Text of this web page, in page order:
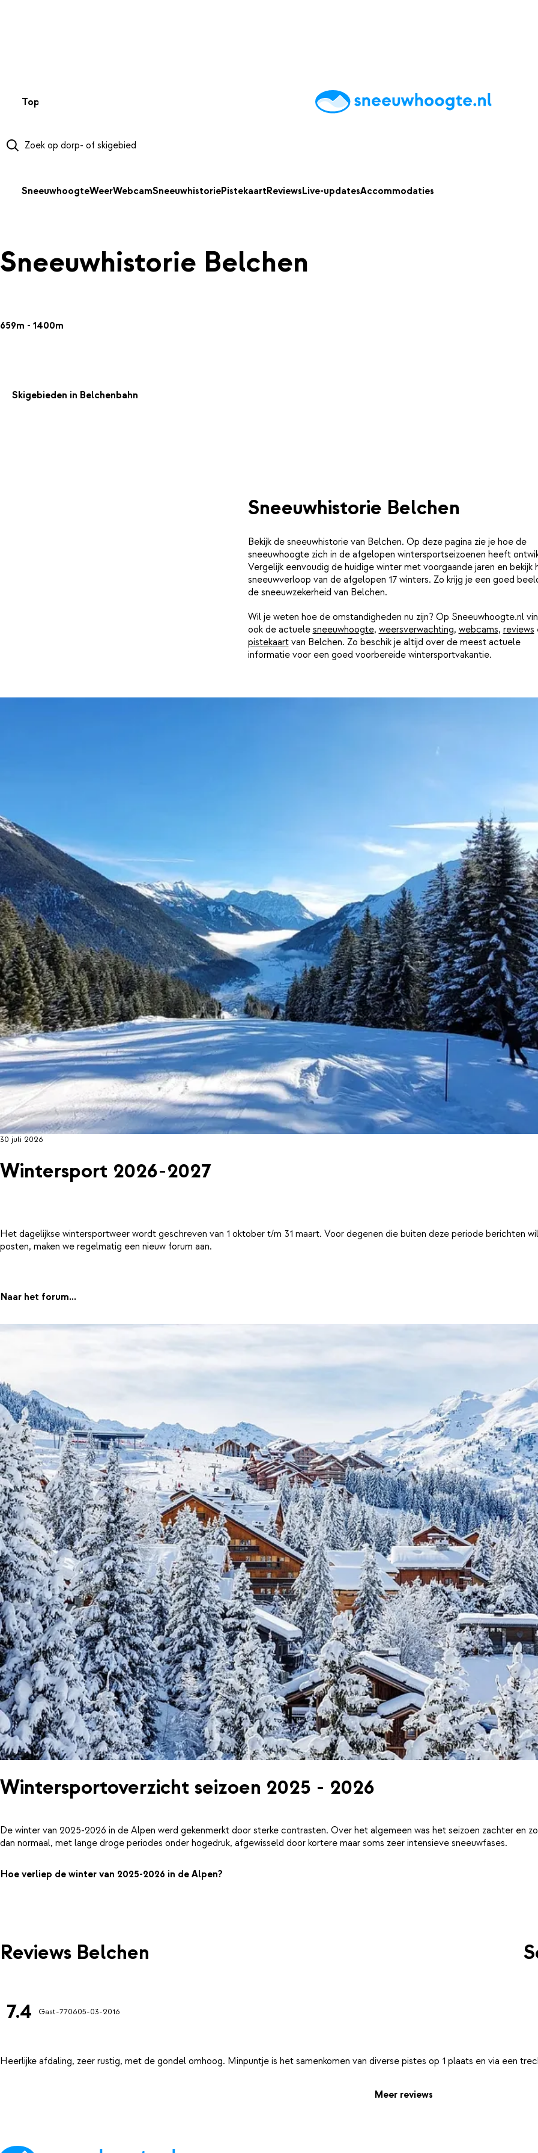
Top 50 AccommodatiesTipsReviewsLive updatesApp
SneeuwhoogteWeerWebcamSneeuwhistoriePistekaartReviewsLive-updatesAccommodaties
Sneeuwhistorie Belchen
659m - 1400m
Skigebieden in Belchenbahn
Sneeuwhistorie Belchen
Bekijk de sneeuwhistorie van Belchen. Op deze pagina zie je hoe de
sneeuwhoogte zich in de afgelopen wintersportseizoenen heeft
Vergelijk eenvoudig de huidige winter met voorgaande jaren en bekijk
sneeuwverloop van de afgelopen 17 winters. Zo krijg je een goed
de sneeuwzekerheid van Belchen.
Wil je weten hoe de omstandigheden nu zijn? Op Sneeuwhoogte.nl
ook de actuele sneeuwhoogte, weersverwachting, webcams, reviews
pistekaartvan Belchen. Zo beschik je altijd over de meest actuele
informatie voor een goed voorbereide wintersportvakantie.
30 juli 2026
Wintersport 2026-2027
Het dagelijkse wintersportweer wordt geschreven van 1 oktober t/m 31 maart. Voor degenen die buiten deze periode berichten
posten, maken we regelmatig een nieuw forum aan.
Naar het forum...
Wintersportoverzicht seizoen 2025 - 2026
De winter van 2025-2026 in de Alpen werd gekenmerkt door sterke contrasten. Over het algemeen was het seizoen zachter en
dan normaal, met lange droge periodes onder hogedruk, afgewisseld door kortere maar soms zeer intensieve sneeuwfases.
Hoe verliep de winter van 2025-2026 in de Alpen?
Reviews Belchen
7.4 Gast-770605-03-2016
Meer reviews